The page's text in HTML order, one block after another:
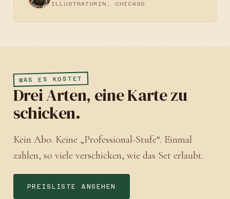
ILLUSTRATORIN, CHICAGO
WAS ES KOSTET
Drei Arten, eine Karte zu
schicken.
Kein Abo. Keine „Professional-Stufe“. Einmal
zahlen, so viele verschicken, wie das Set erlaubt.
PREISLISTE ANSEHEN